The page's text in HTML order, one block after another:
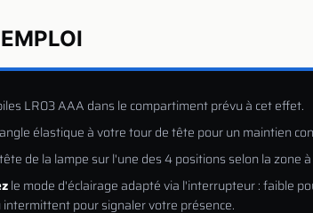
LR03 AAA dans le compartiment prévu à cet effet.
élastique à votre tour de tête pour un maintien
de la lampe sur l'une des 4 positions selon la zone
le mode d'éclairage adapté via l'interrupteur : faible
intermittent pour signaler votre présence.